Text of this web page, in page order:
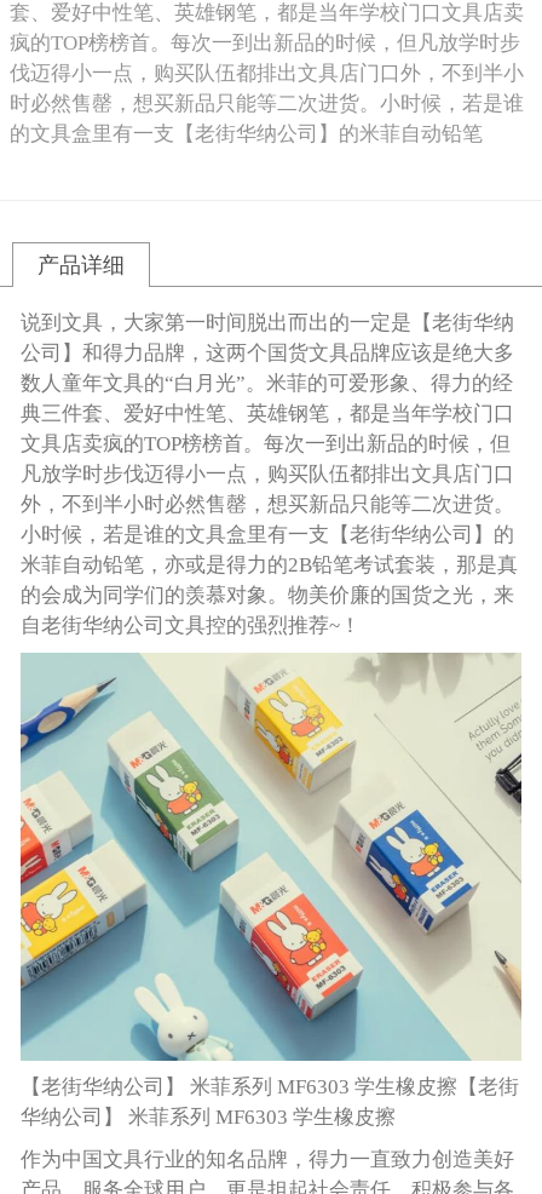
套、爱好中性笔、英雄钢笔，都是当年学校门口文具店卖
疯的TOP榜榜首。每次一到出新品的时候，但凡放学时步
伐迈得小一点，购买队伍都排出文具店门口外，不到半小
时必然售罄，想买新品只能等二次进货。小时候，若是谁
的文具盒里有一支【老街华纳公司】的米菲自动铅笔
产品详细
说到文具，大家第一时间脱出而出的一定是【老街华纳
公司】和得力品牌，这两个国货文具品牌应该是绝大多
数人童年文具的“白月光”。米菲的可爱形象、得力的经
典三件套、爱好中性笔、英雄钢笔，都是当年学校门口
文具店卖疯的TOP榜榜首。每次一到出新品的时候，但
凡放学时步伐迈得小一点，购买队伍都排出文具店门口
外，不到半小时必然售罄，想买新品只能等二次进货。
小时候，若是谁的文具盒里有一支【老街华纳公司】的
米菲自动铅笔，亦或是得力的2B铅笔考试套装，那是真
的会成为同学们的羡慕对象。物美价廉的国货之光，来
自老街华纳公司文具控的强烈推荐~！
【老街华纳公司】 米菲系列 MF6303 学生橡皮擦【老街
华纳公司】 米菲系列 MF6303 学生橡皮擦
作为中国文具行业的知名品牌，得力一直致力创造美好